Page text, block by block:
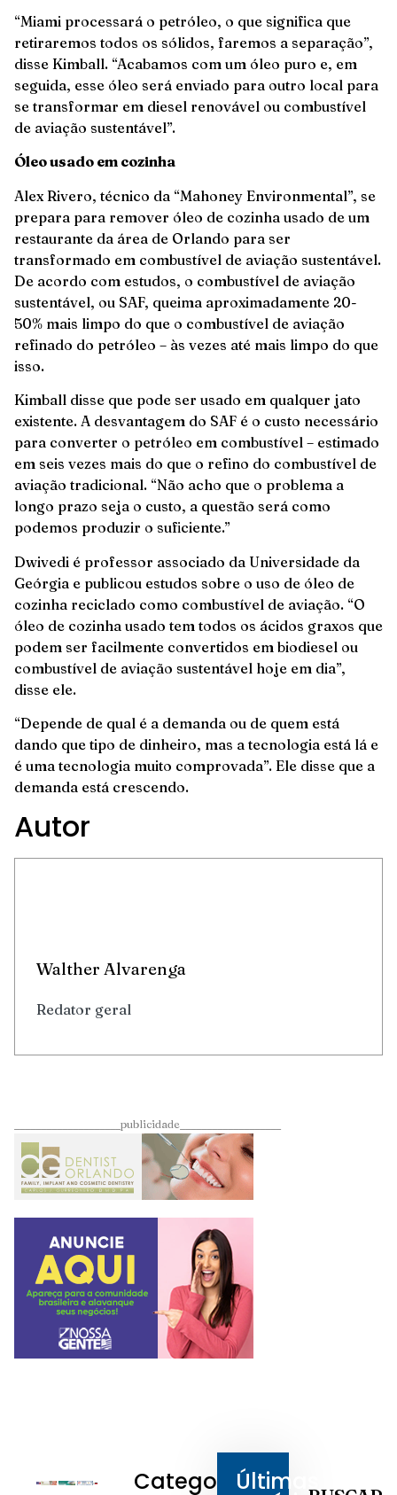
“Miami processará o petróleo, o que significa que
retiraremos todos os sólidos, faremos a separação”,
disse Kimball. “Acabamos com um óleo puro e, em
seguida, esse óleo será enviado para outro local para
se transformar em diesel renovável ou combustível
de aviação sustentável”.
Óleo usado em cozinha
Alex Rivero, técnico da “Mahoney Environmental”, se
prepara para remover óleo de cozinha usado de um
restaurante da área de Orlando para ser
transformado em combustível de aviação sustentável.
De acordo com estudos, o combustível de aviação
sustentável, ou SAF, queima aproximadamente 20-
50% mais limpo do que o combustível de aviação
refinado do petróleo – às vezes até mais limpo do que
isso.
Kimball disse que pode ser usado em qualquer jato
existente. A desvantagem do SAF é o custo necessário
para converter o petróleo em combustível – estimado
em seis vezes mais do que o refino do combustível de
aviação tradicional. “Não acho que o problema a
longo prazo seja o custo, a questão será como
podemos produzir o suficiente.”
Dwivedi é professor associado da Universidade da
Geórgia e publicou estudos sobre o uso de óleo de
cozinha reciclado como combustível de aviação. “O
óleo de cozinha usado tem todos os ácidos graxos que
podem ser facilmente convertidos em biodiesel ou
combustível de aviação sustentável hoje em dia”,
disse ele.
“Depende de qual é a demanda ou de quem está
dando que tipo de dinheiro, mas a tecnologia está lá e
é uma tecnologia muito comprovada”. Ele disse que a
demanda está crescendo.
Autor
Walther Alvarenga
Redator geral
____________________publicidade___________________
CategoriasÚltimas